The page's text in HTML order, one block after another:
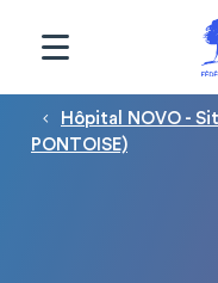
Fil d'Ariane
Hôpital NOVO -
PONTOISE)
Panneau de gestion